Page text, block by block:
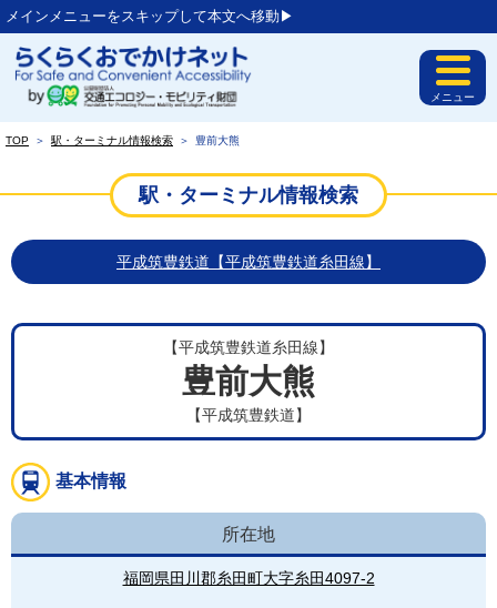
メインメニューをスキップして本文へ移動▶︎
メニュー
TOP ＞ 駅・ターミナル情報検索 ＞ 豊前大熊
駅・ターミナル情報検索
平成筑豊鉄道【平成筑豊鉄道糸田線】
【平成筑豊鉄道糸田線】
豊前大熊
【平成筑豊鉄道】
基本情報
所在地
福岡県田川郡糸田町大字糸田4097-2